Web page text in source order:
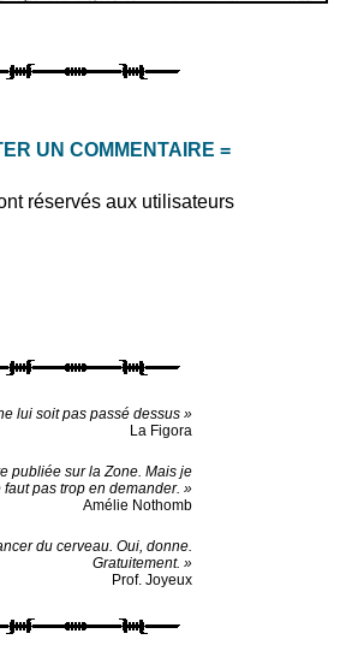
UN COMMENTAIRE =
réservés aux utilisateurs
lui soit pas passé dessus »
La Figora
publiée sur la Zone. Mais je
pas trop en demander. »
Amélie Nothomb
du cerveau. Oui, donne.
Gratuitement. »
Prof. Joyeux